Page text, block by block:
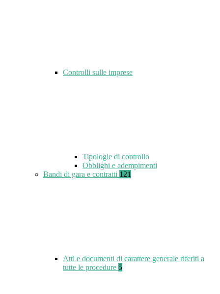
Controlli sulle imprese
Tipologie di controllo
Obblighi e adempimenti
Bandi di gara e contratti 121
Atti e documenti di carattere generale riferiti a
tutte le procedure 5